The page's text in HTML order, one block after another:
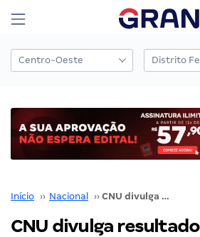
Início ›› Nacional ›› CNU divulga resultados preliminares da fase 4; confira
CNU divulga